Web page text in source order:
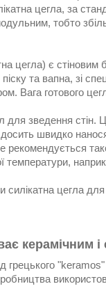
цегла, за
тобто
цегла) є
піску та вапна, зі
Вага готового
для зведення
досить швидко
рекомендується
температури,
силікатна цегла
керамічним і
грецького